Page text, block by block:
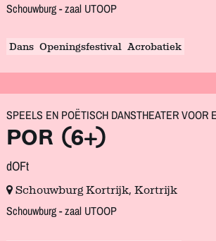
Schouwburg - zaal UTOOP
Dans Openingsfestival Acrobatiek
POR (6+)
dOFt
SPEELS EN POËTISCH DANSTHEATER VOOR
Schouwburg Kortrijk, Kortrijk
Schouwburg - zaal UTOOP